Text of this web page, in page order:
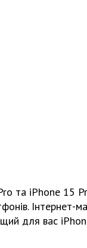
та iPhone 15
Інтернет-
для вас